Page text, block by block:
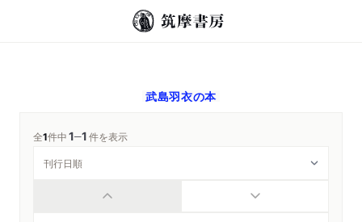
武島羽衣の本
全1件中1─1件を表示